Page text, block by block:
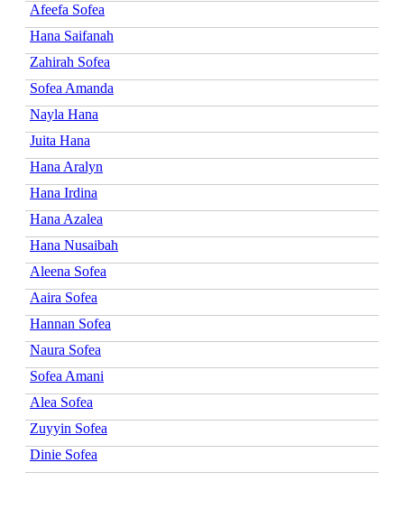
Afeefa Sofea
Hana Saifanah
Zahirah Sofea
Sofea Amanda
Nayla Hana
Juita Hana
Hana Aralyn
Hana Irdina
Hana Azalea
Hana Nusaibah
Aleena Sofea
Aaira Sofea
Hannan Sofea
Naura Sofea
Sofea Amani
Alea Sofea
Zuyyin Sofea
Dinie Sofea